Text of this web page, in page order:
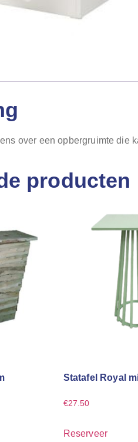
over een opbergruimte die
producten
Statafel Royal
€27.50
Reserveer